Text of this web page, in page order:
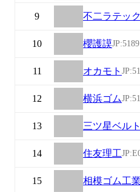
9 不二ラテッ
10 櫻護謨JP:5189
11 オカモト
12 横浜ゴム
13 三ツ星ベルト
14 住友理工
15 相模ゴム工業